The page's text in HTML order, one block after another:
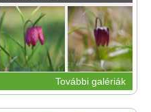
További galériák